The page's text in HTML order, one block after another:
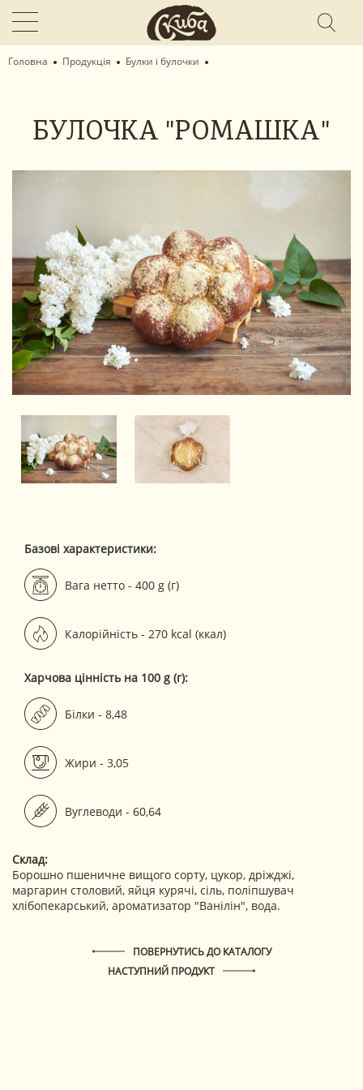
Головна Продукція Булки і булочки
БУЛОЧКА "РОМАШКА"
Базові характеристики:
Вага нетто - 400 g (г)
Калорійність - 270 kcal (ккал)
Харчова цінність на 100 g (г):
Білки - 8,48
Жири - 3,05
Вуглеводи - 60,64
Склад:
Борошно пшеничне вищого сорту, цукор, дріжджі,
маргарин столовий, яйця курячі, сіль, поліпшувач
хлібопекарський, ароматизатор "Ванілін", вода.
ПОВЕРНУТИСЬ ДО КАТАЛОГУ
НАСТУПНИЙ ПРОДУКТ